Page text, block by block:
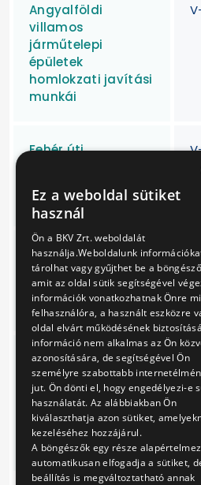
Angyalföldi
villamos
járműtelepi
épületek
homlokzati javítási
munkái
Fehér úti
cseréje
Fogaskerekű vasút
telephelyi
tolópadjának
karbantartása
Menetrendi indító-,
utastájékoztató-
és járműérzékelő
berendezések
karbantartása,
javítása
Ez a weboldal sütiket
használ
Ön a BKV Zrt. weboldalát
használja.Weboldalunk
tárolhat vagy gyűjthet be a
amit az oldal sütik segítségével
információk vonatkozhatnak Önre
felhasználóra, a használt eszközre
oldal elvárt működésének
információ nem alkalmas az Ön
azonosítására, de segítségével Ön
személyre szabottabb
jut. Ön dönti el, hogy engedélyezi-e
használatát. Az alábbiakban Ön
kiválaszthatja azon sütiket,
kezeléséhez hozzájárul.
A böngészők egy része
automatikusan elfogadja a sütiket,
beállítás is megváltoztatható annak